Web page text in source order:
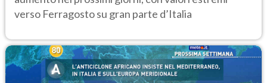
verso Ferragosto su gran parte d’Italia